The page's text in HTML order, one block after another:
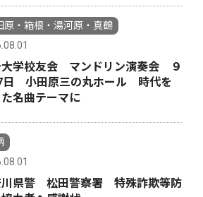
原・箱根・湯河原・真鶴
大学校友会 マンドリン演奏会 ９
日 小田原三の丸ホール 時代を
名曲テーマに
川県警 松田警察署 特殊詐欺等防